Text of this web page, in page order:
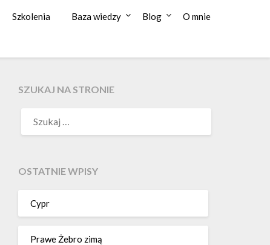
Szkolenia Baza wiedzy Blog O mnie
SZUKAJ NA STRONIE
OSTATNIE WPISY
Cypr
Prawe Żebro zimą